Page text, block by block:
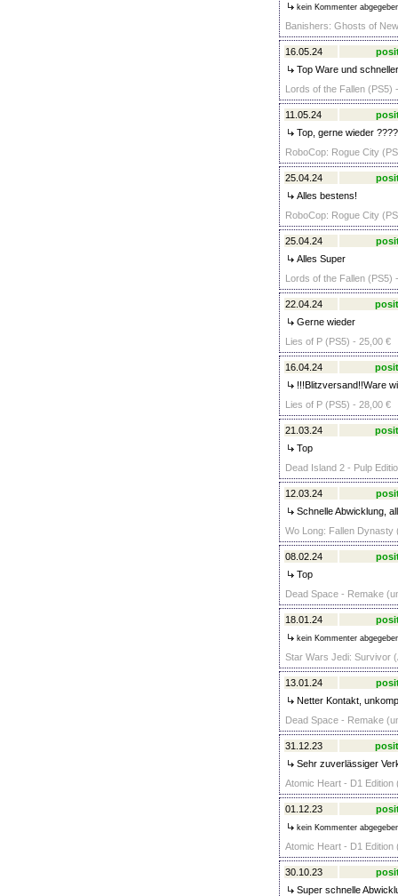
kein Kommenter
Banishers: Ghosts of
16.05.24
Top Ware und
Lords of the Fallen (PS5)
11.05.24
Top, gerne wieder ????
RoboCop: Rogue City
25.04.24
Alles bestens!
RoboCop: Rogue City
25.04.24
Alles Super
Lords of the Fallen (PS5)
22.04.24
Gerne wieder
Lies of P (PS5) - 25,00 €
16.04.24
!!!Blitzversand!!Ware
Lies of P (PS5) - 28,00 €
21.03.24
Top
Dead Island 2 - Pulp
12.03.24
Schnelle Abwicklung,
Wo Long: Fallen Dynasty
08.02.24
Top
Dead Space - Remake
18.01.24
kein Kommenter
Star Wars Jedi: Survivor
13.01.24
Netter Kontakt,
Dead Space - Remake
31.12.23
Sehr zuverlässiger
Atomic Heart - D1
01.12.23
kein Kommenter
Atomic Heart - D1
30.10.23
Super schnelle